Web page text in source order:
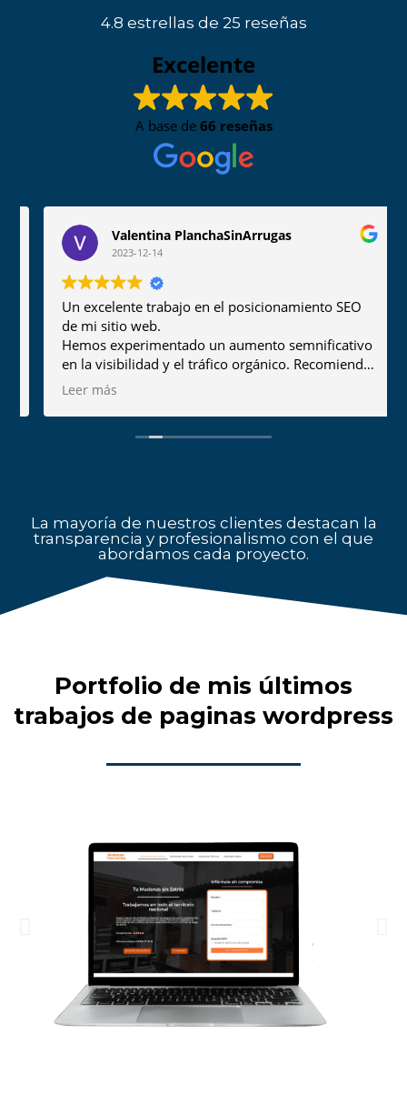
4.8 estrellas de 25 reseñas
Excelente
A base de 66 reseñas
Valentina PlanchaSinArrugas
2023-12-14
Un excelente trabajo en el posicionamiento SEO
de mi sitio web.
Hemos experimentado un aumento semnificativo
en la visibilidad y el tráfico orgánico. Recomiendo
a Mario para cualquier proyecto de
Leer más
La mayoría de nuestros clientes destacan la
transparencia y profesionalismo con el que
abordamos cada proyecto.
Portfolio de mis últimos
trabajos de paginas wordpress